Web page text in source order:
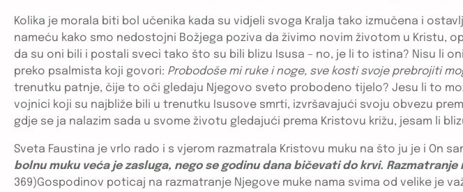
Kolika je morala biti bol učenika kada su vidjeli svoga Kralja tako izmučena i
nameću kako smo nedostojni Božjega poziva da živimo novim životom u Kristu,
da su oni bili i postali sveci tako što su bili blizu Isusa – no, je li to istina? Nisu li
preko psalmista koji govori: Probodoše mi ruke i noge, sve kosti svoje prebrojiti
trenutku patnje, čije to oči gledaju Njegovo sveto probodeno tijelo? Jesu li to
vojnici koji su najbliže bili u trenutku Isusove smrti, izvršavajući svoju obvezu
gdje se ja nalazim sada u svome životu gledajući prema Kristovu križu, jesam li
Sveta Faustina je vrlo rado i s vjerom razmatrala Kristovu muku na što ju je i On
bolnu muku veća je zasluga, nego se godinu dana bičevati do krvi.
369)Gospodinov poticaj na razmatranje Njegove muke nama svima od velike je